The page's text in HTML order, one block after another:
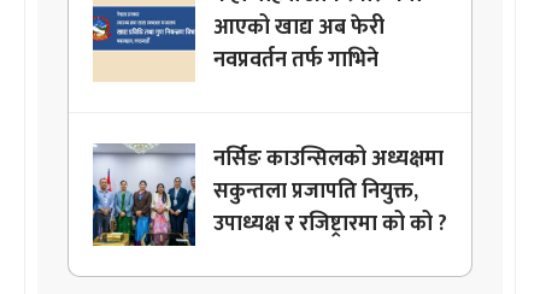
आएको खाद्य अब फेरी
नवप्रवर्तन तर्फ गाभिने
नर्सिङ काउन्सिलको अध्यक्षमा
सकुन्तला प्रजापति नियुक्त,
उपाध्यक्ष र रजिष्ट्रारमा को को ?